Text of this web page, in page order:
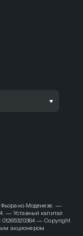
Фьорано-Моденезе. —
— Уставный капитал
— Copyright
акционером.